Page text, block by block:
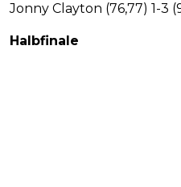
Jonny Clayton (76,77) 1-3
Halbfinale